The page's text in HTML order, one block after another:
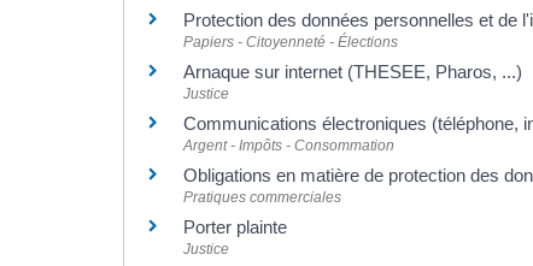
Protection des données personnelles et de
Papiers - Citoyenneté - Élections
Arnaque sur internet (THESEE, Pharos, ...)
Justice
Communications électroniques (téléphone,
Argent - Impôts - Consommation
Obligations en matière de protection des
Pratiques commerciales
Porter plainte
Justice